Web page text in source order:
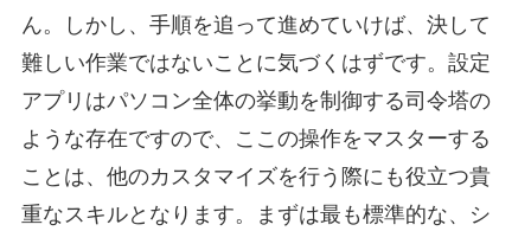
ん。しかし、手順を追って進めていけば、決して
難しい作業ではないことに気づくはずです。設定
アプリはパソコン全体の挙動を制御する司令塔の
ような存在ですので、ここの操作をマスターする
ことは、他のカスタマイズを行う際にも役立つ貴
重なスキルとなります。まずは最も標準的な、シ